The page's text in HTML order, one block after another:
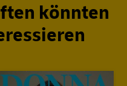
könnten